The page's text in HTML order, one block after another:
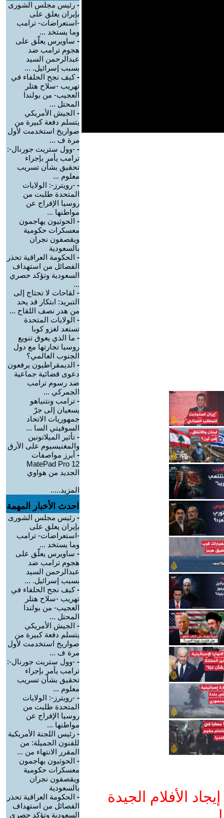
الأفلام الجيدة
- رئيس مجلس الشورى
بإيران يعلق على
-استعراضات- ترامب
وما يستخد ...
- ساويرس يعلّق على
هجوم ترامب ضد
عبدالرحمن السيد
بسبب إسرائيل. ...
-كيف نجح الحلفاء في
تهريب -سلاح هتلر
العجيب- من بولندا
المحتل ...
- الجيش الأمريكي
يتسلم دفعة كبيرة من
صواريخ استخدمت لأول
مرة ف ...
- -وول ستريت جورنال-:
ترامب يأمر بإجراء
تحقيق بشأن تسريب
معلوم ...
- -رويترز-: الولايات
المتحدة طلبت من
روسيا الإفراج عن
مواطنها ...
- الحوثيون يهاجمون
معسكرات حكومية
ويقصفون نجران
بالسعودية
- الحكومة العراقية تحذر
الفصائل من استهداف
السعودية وتؤكد حصري
...
- لقاحات لا تحتاج إلى
التبريد: ابتكار قد يحد
من هدر نصف اللقاح ...
- الولايات المتحدة
تستعد لغزو كوبا
- ما الذي يعوق تنويع
روسيا تجارتها مع دول
الجنوب العالمي؟
- الديمقراطيون يرفعون
دعوى قضائية جماعية
ضد رسوم ترامب
الجمركي ...
- ترامب ونتنياهو
يسعيان إلى جرّ
جمهوريات الاتحاد
السوفيتي السا ...
- تأثير الميلاتونين
والمغنيسيوم على الأرق
- أبرز مواصفات
MatePad Pro 12
الجديد من هواوي
المزيد.....
احدث الأخبار المهمة
- رئيس مجلس الشورى
بإيران يعلق على
-استعراضات- ترامب
وما يستخد ...
- ساويرس يعلّق على
هجوم ترامب ضد
عبدالرحمن السيد
بسبب إسرائيل. ...
-كيف نجح الحلفاء في
تهريب -سلاح هتلر
العجيب- من بولندا
المحتل ...
- الجيش الأمريكي
يتسلم دفعة كبيرة من
صواريخ استخدمت لأول
مرة ف ...
- -وول ستريت جورنال-:
ترامب يأمر بإجراء
تحقيق بشأن تسريب
معلوم ...
- -رويترز-: الولايات
المتحدة طلبت من
روسيا الإفراج عن
مواطنها ...
- رئيس اللجنة الأمريكية
للفنون الجميلة: من
المقرر الانتهاء من ...
- الحوثيون يهاجمون
معسكرات حكومية
ويقصفون نجران
بالسعودية
- الحكومة العراقية تحذر
الفصائل من استهداف
السعودية وتؤكد حصري